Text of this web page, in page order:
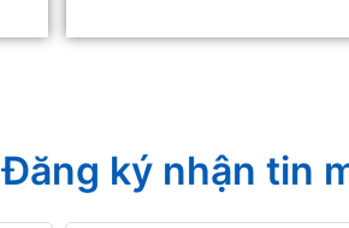
Đăng ký nhận tin